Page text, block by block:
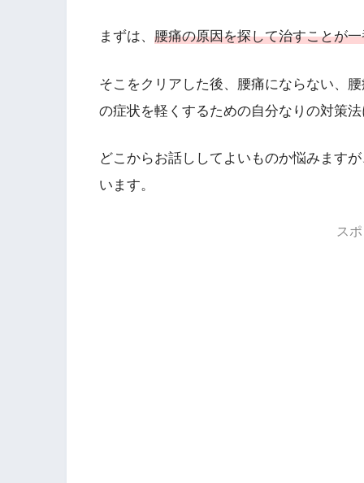
まずは、 腰痛の原因を探して治すことが
そこをクリアした後、腰痛にならない、
の症状を軽くするための自分なりの対策
どこからお話ししてよいものか悩みます
います。
ス